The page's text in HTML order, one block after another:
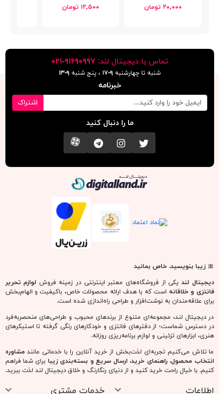
۲۰,۰۰۰ تومان ۱۲,۵۰۰ تومان
تماس با دیجیتال لند:٩١۶٩٠٩٩٧-٠٢١
شنبه تا چهارشنبه۹-۱۷ ، پنج شنبه۹-١٣
خبرنامه
اشتراک
ما را دنبال کنید
تویتر اینستاگرامکانال تلگرام
آپارات
🎀زیبا بنویسید، خاص بمانید
دیجیتال لند یکی از فروشگاه‌های معتبر اینترنتی در زمینه فروش لوازم تحریر
فانتزی و خلاقانه است که با هدف ارائه محصولات خاص، باکیفیت و الهام‌بخش
برای علاقه‌مندان به نوشت‌افزار و طراحی راه‌اندازی شده است.
در دیجیتال لند، مجموعه‌ای متنوع از برندهای محبوب و طراحی‌های منحصربه‌فرد
در دسترس شماست؛ از دفترهای فانتزی و خودکارهای رنگی گرفته تا استیکرهای
هنری، ابزارهای تزئینی و لوازم برنامه‌ریزی روزانه.
ما تلاش می‌کنیم تجربه‌ای لذت‌بخش از خرید آنلاین را با خدماتی مانندمشاوره
انتخاب محصول، راهنمای خرید، ارسال سریع و بسته‌بندی زیبا برای شما فراهم
کنیم. با خیال راحت خرید کنید و از دنیای رنگارنگ و خلاق دیجیتال لند لذت ببرید.
اطلاعات خدمات مشتری